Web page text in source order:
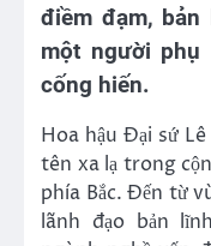
điềm đạm,
một người
cống hiến.
Hoa hậu Đại sứ
tên xa lạ trong
phía Bắc. Đến từ
lãnh đạo bản